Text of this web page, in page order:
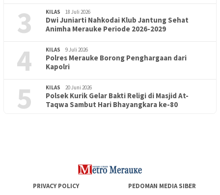
3 KILAS 18 Juli 2026
Dwi Juniarti Nahkodai Klub Jantung Sehat
Animha Merauke Periode 2026-2029
4 KILAS 9 Juli 2026
Polres Merauke Borong Penghargaan dari
Kapolri
5 KILAS 20 Juni 2026
Polsek Kurik Gelar Bakti Religi di Masjid At-
Taqwa Sambut Hari Bhayangkara ke-80
PENDIDIKAN 18 Juni 2026
Lepas Puluhan Peserta Didik, TK Yapis 2 Merauke Siapkan
PRIVACY POLICY
PEDOMAN MEDIA SIBER